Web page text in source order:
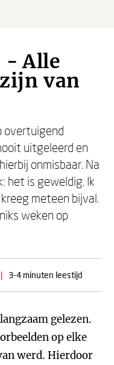
- Alle
van
overtuigend
uitgeleerd en
onmisbaar. Na
het is geweldig. Ik
meteen bijval.
weken op
| 3-4 minuten leestijd
gelezen.
op elke
werd. Hierdoor